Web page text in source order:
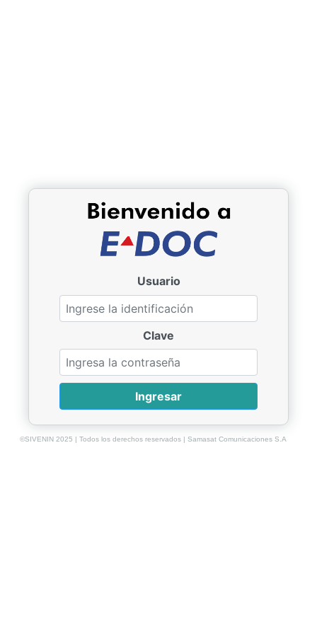
Usuario
Clave
Ingresar
©SIVENIN 2025 | Todos los derechos reservados | Samasat Comunicaciones S.A